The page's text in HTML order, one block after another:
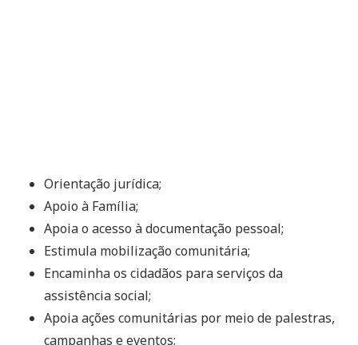
Orientação jurídica;
Apoio à Família;
Apoia o acesso à documentação pessoal;
Estimula mobilização comunitária;
Encaminha os cidadãos para serviços da
assistência social;
Apoia ações comunitárias por meio de palestras,
campanhas e eventos;